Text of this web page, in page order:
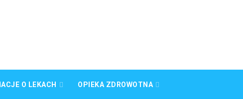
O LEKACH OPIEKA ZDROWOTNA